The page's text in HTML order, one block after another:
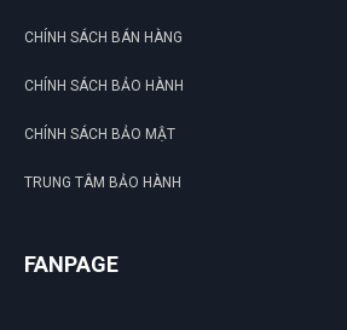
CHÍNH SÁCH BÁN HÀNG
CHÍNH SÁCH BẢO HÀNH
CHÍNH SÁCH BẢO MẬT
TRUNG TÂM BẢO HÀNH
FANPAGE